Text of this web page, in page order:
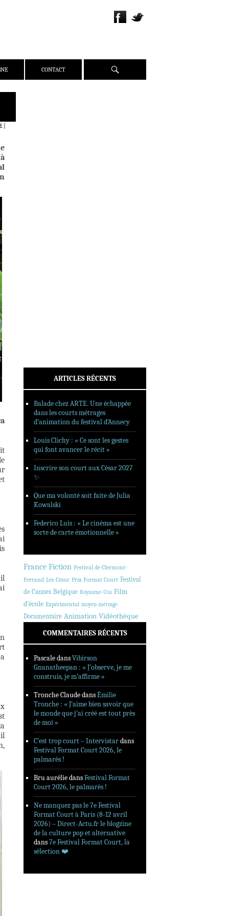
CONTACT Recherche
|
ARTICLES RÉCENTS
Balade chez ARTE. Une échappée
dans les courts métrages
d’animation du festival d’Annecy
Louis Clichy : « Ce sont les gestes
qui font avancer le récit »
Inscrire son court aux César 2027
✨
Que ma volonté soit faite de Julia
Kowalski
Federico Luis : « Le cinéma est une
sorte de carte émotionnelle »
France Fiction Festival de Clermont-
Ferrand Les César Prix Format Court Festival
de Cannes Belgique Royaume-Uni Film
d'école Expérimental moyen-métrage
Documentaire Animation Vidéothèque
COMMENTAIRES RÉCENTS
PascaledansVibirson
Gnanatheepan : « J’observe, je me
construis, je m’affirme »
Tronche ClaudedansÉmilie
Tronche : « J’aime bien savoir que
le monde que j’ai créé est tout près
de moi »
C’est trop court – Intervistardans
Festival Format Court 2026, le
palmarès !
Bru auréliedansFestival Format
Court 2026, le palmarès !
Ne manquez pas le 7e Festival
Format Court à Paris (8-12 avril
2026) – Direct-Actu.fr le blogzine
de la culture pop et alternative
dans7e Festival Format Court, la
sélection ❤️‍